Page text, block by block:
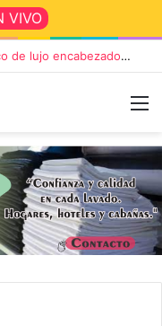
VIVO
“TIRRIA” llega a Tandil con un elenco de lujo encabezado por Capusotto, Spregelburd y Stefani